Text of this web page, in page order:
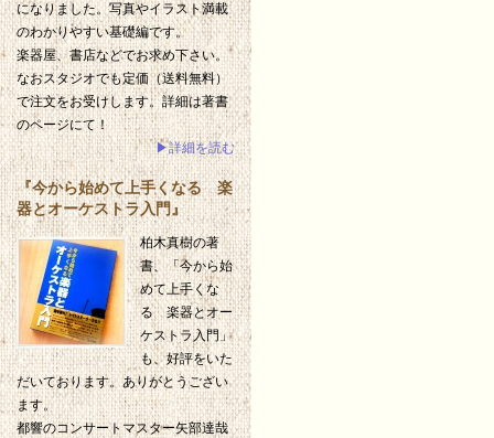
になりました。写真やイラスト満載
のわかりやすい基礎編です。
楽器屋、書店などでお求め下さい。
なおスタジオでも定価（送料無料）
で注文をお受けします。詳細は著書
のページにて！
▶詳細を読む
『今から始めて上手くなる 楽
器とオーケストラ入門』
柏木真樹の著
書、「今から始
めて上手くな
る 楽器とオー
ケストラ入門」
も、好評をいた
だいております。ありがとうござい
ます。
都響のコンサートマスター矢部達哉